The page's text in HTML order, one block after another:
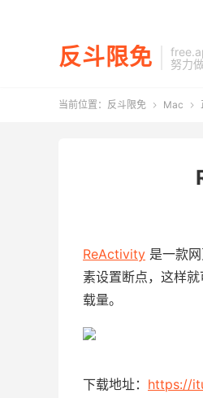
反斗限免
努力
当前位置： 反斗限免  Mac 
ReActivity 是一款
素设置断点，这样
载量。
下载地址： https://